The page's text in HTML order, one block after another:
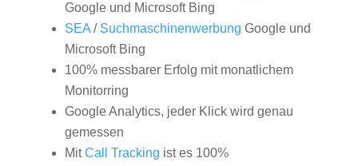
Google und Microsoft Bing
SEA/ Suchmaschinenwerbung Google und
Microsoft Bing
100% messbarer Erfolg mit monatlichem
Monitorring
Google Analytics, jeder Klick wird genau
gemessen
MitCall Tracking ist es 100%